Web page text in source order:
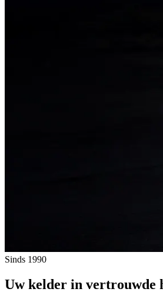
Sinds 1990
Uw kelder in vertrouwde